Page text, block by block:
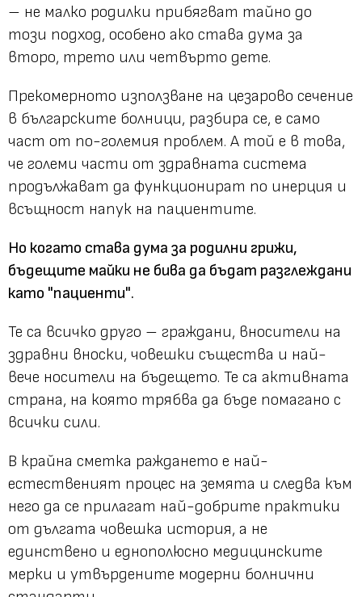
– не малко родилки прибягват тайно до
този подход, особено ако става дума за
второ, трето или четвърто дете.
Прекомерното използване на цезарово сечение
в българските болници, разбира се, е само
част от по-големия проблем. А той е в това,
че големи части от здравната система
продължават да функционират по инерция и
всъщност напук на пациентите.
Но когато става дума за родилни грижи,
бъдещите майки не бива да бъдат разглеждани
като "пациенти".
Те са всичко друго – граждани, вносители на
здравни вноски, човешки същества и най-
вече носители на бъдещето. Те са активната
страна, на която трябва да бъде помагано с
всички сили.
В крайна сметка раждането е най-
естественият процес на земята и следва към
него да се прилагат най-добрите практики
от дългата човешка история, а не
единствено и еднополюсно медицинските
мерки и утвърдените модерни болнични